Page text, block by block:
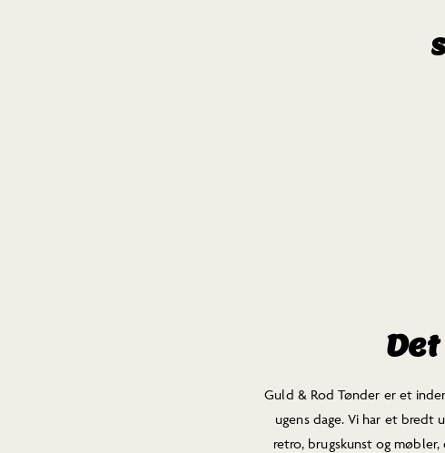
Guld & Rod Tønder er et
ugens dage. Vi har et bredt
retro, brugskunst og